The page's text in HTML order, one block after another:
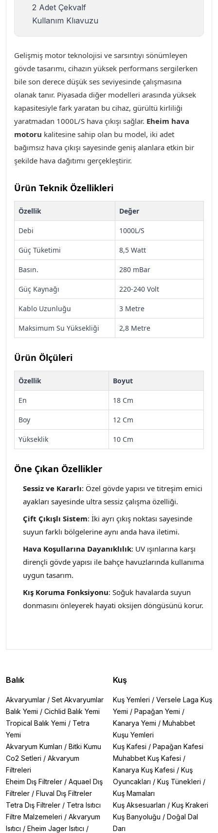
2 Adet Çekvalf
Kullanım Klıavuzu
Gelişmiş motor teknolojisi ve sarsıntıyı sönümleyen
gövde tasarımı, cihazın yüksek performans sergilerken
bile son derece düşük ses seviyesinde çalışmasına
olanak tanır. Piyasada diğer modelleri arasında yüksek
kapasitesiyle fark yaratan bu cihaz, gürültü kirliliği
yaratmadan 1000L/S hava çıkışı sağlar. Eheim hava
motoru kalitesine sahip olan bu model, iki adet
bağımsız hava çıkışı sayesinde geniş alanlara etkin bir
şekilde hava dağıtımı gerçekleştirir.
Ürün Teknik Özellikleri
Özellik Değer
Debi 1000L/S
Güç Tüketimi 8,5 Watt
Basın. 280 mBar
Güç Kaynağı 220-240 Volt
Kablo Uzunluğu 3 Metre
Maksimum Su Yüksekliği 2,8 Metre
Ürün Ölçüleri
Özellik Boyut
En 18 Cm
Boy 12 Cm
Yükseklik 10 Cm
Öne Çıkan Özellikler
Sessiz ve Kararlı: Özel gövde yapısı ve titreşim emici
ayakları sayesinde ultra sessiz çalışma özelliği.
Çift Çıkışlı Sistem: İki ayrı çıkış noktası sayesinde
suyun farklı bölgelerine aynı anda hava iletimi.
Hava Koşullarına Dayanıklılık: UV ışınlarına karşı
dirençli gövde yapısı ile bahçe havuzlarında kullanıma
uygun tasarım.
Kış Koruma Fonksiyonu: Soğuk havalarda suyun
donmasını önleyerek hayati oksijen döngüsünü korur.
Balık
Akvaryumlar / Set Akvaryumlar
Balık Yemi / Cichlid Balık Yemi
Tropical Balık Yemi / Tetra
Yemi
Akvaryum Kumları / Bitki Kumu
Co2 Setleri / Akvaryum
Filtreleri
Eheim Dış Filtreler / Aquael Dış
Filtreler / Fluval Dış Filtreler
Tetra Dış Filtreler / Tetra Isıtıcı
Filtre Malzemeleri / Akvaryum
Isıtıcı / Eheim Jager Isıtıcı /
Kuş
Kuş Yemleri / Versele Laga Kuş
Yemi / Papağan Yemi /
Kanarya Yemi / Muhabbet
Kuşu Yemleri
Kuş Kafesi / Papağan Kafesi
Muhabbet Kuş Kafesi /
Kanarya Kuş Kafesi / Kuş
Oyuncakları / Kuş Tünekleri /
Kuş Mamaları
Kuş Aksesuarları / Kuş Krakeri
Kuş Banyoluğu / Doğal Dal
Darı